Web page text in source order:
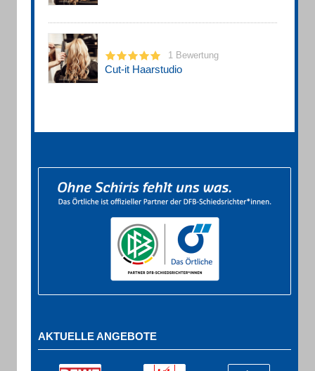
1 Bewertung
Cut-it Haarstudio
AKTUELLE ANGEBOTE